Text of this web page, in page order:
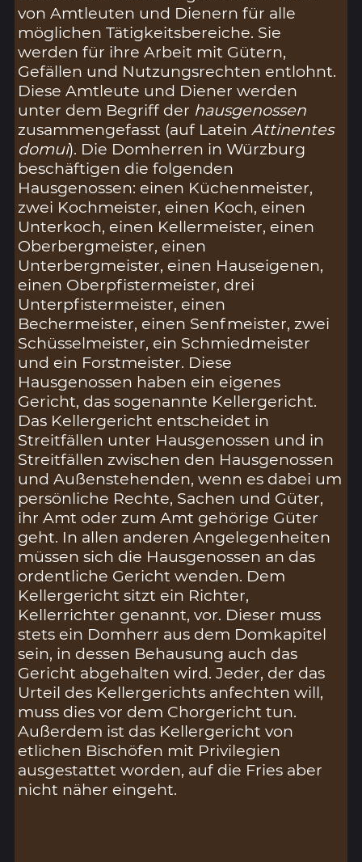
von Amtleuten und Dienern für alle
möglichen Tätigkeitsbereiche. Sie
werden für ihre Arbeit mit Gütern,
Gefällen und Nutzungsrechten entlohnt.
Diese Amtleute und Diener werden
unter dem Begriff der hausgenossen
zusammengefasst (auf LateinAttinentes
domui). Die Domherren in Würzburg
beschäftigen die folgenden
Hausgenossen: einen Küchenmeister,
zwei Kochmeister, einen Koch, einen
Unterkoch, einen Kellermeister, einen
Oberbergmeister, einen
Unterbergmeister, einen Hauseigenen,
einen Oberpfistermeister, drei
Unterpfistermeister, einen
Bechermeister, einen Senfmeister, zwei
Schüsselmeister, ein Schmiedmeister
und ein Forstmeister. Diese
Hausgenossen haben ein eigenes
Gericht, das sogenannte Kellergericht.
Das Kellergericht entscheidet in
Streitfällen unter Hausgenossen und in
Streitfällen zwischen den Hausgenossen
und Außenstehenden, wenn es dabei um
persönliche Rechte, Sachen und Güter,
ihr Amt oder zum Amt gehörige Güter
geht. In allen anderen Angelegenheiten
müssen sich die Hausgenossen an das
ordentliche Gericht wenden. Dem
Kellergericht sitzt ein Richter,
Kellerrichter genannt, vor. Dieser muss
stets ein Domherr aus dem Domkapitel
sein, in dessen Behausung auch das
Gericht abgehalten wird. Jeder, der das
Urteil des Kellergerichts anfechten will,
muss dies vor dem Chorgericht tun.
Außerdem ist das Kellergericht von
etlichen Bischöfen mit Privilegien
ausgestattet worden, auf die Fries aber
nicht näher eingeht.